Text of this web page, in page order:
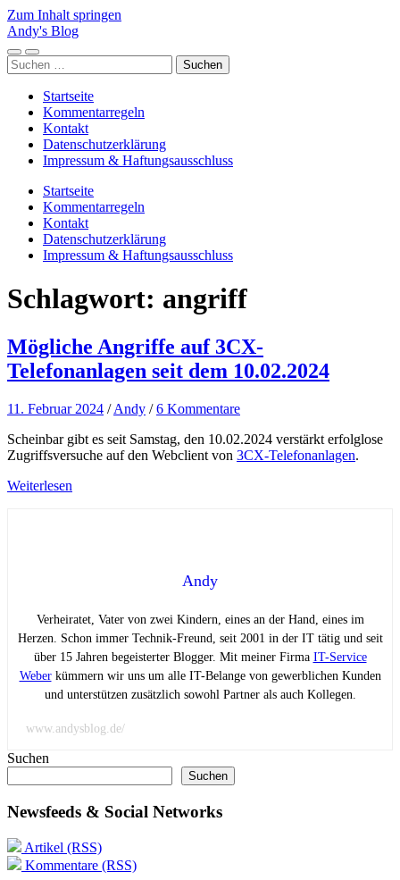
Zum Inhalt springen
Andy's Blog
Mobile-
Menü
Suchfeld
ein-/ausblenden
Suchen
nach:
Startseite
Kommentarregeln
Kontakt
Datenschutzerklärung
Impressum & Haftungsausschluss
Startseite
Kommentarregeln
Kontakt
Datenschutzerklärung
Impressum & Haftungsausschluss
Schlagwort: angriff
Mögliche Angriffe auf 3CX-
Telefonanlagen seit dem 10.02.2024
11. Februar 2024 /Andy /6 Kommentare
Scheinbar gibt es seit Samstag, den 10.02.2024 verstärkt erfolglose
Zugriffsversuche auf den Webclient von 3CX-Telefonanlagen.
Weiterlesen
Andy
Verheiratet, Vater von zwei Kindern, eines an der Hand, eines im
Herzen. Schon immer Technik-Freund, seit 2001 in der IT tätig und seit
über 15 Jahren begeisterter Blogger. Mit meiner Firma IT-Service
Weberkümmern wir uns um alle IT-Belange von gewerblichen Kunden
und unterstützen zusätzlich sowohl Partner als auch Kollegen.
www.andysblog.de/
Suchen
Suchen
Newsfeeds & Social Networks
Artikel (RSS)
Kommentare (RSS)